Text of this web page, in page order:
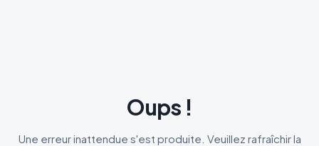
Oups !
Une erreur inattendue s'est produite. Veuillez rafraîchir la